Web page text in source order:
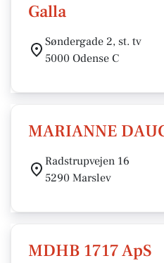
Galla
Søndergade 2, st. tv
5000 Odense C
MARIANNE
Radstrupvejen 16
5290 Marslev
MDHB 1717 ApS